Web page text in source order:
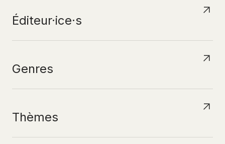
Éditeur·ice·s
Genres
Thèmes